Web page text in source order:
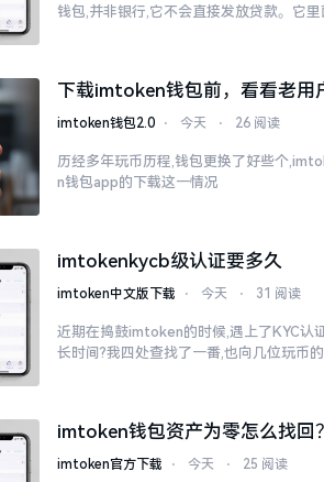
钱包,并非银行,它不会直接发放贷款。它
下载imtoken钱包前，看看老用
imtoken钱包2.0 ⋅ 今天 ⋅ 26 阅读
历经多年玩币历程,钱包更换了好些个
n钱包app的下载这一情况
imtokenkycb级认证要多久
imtoken中文版下载 ⋅ 今天 ⋅ 31 阅读
近期在捣鼓imtoken的时候,遇上了KYC认
长时间?我四处查找了一番,也向几位玩币
imtoken钱包资产为零怎么找回
imtoken官方下载 ⋅ 今天 ⋅ 25 阅读